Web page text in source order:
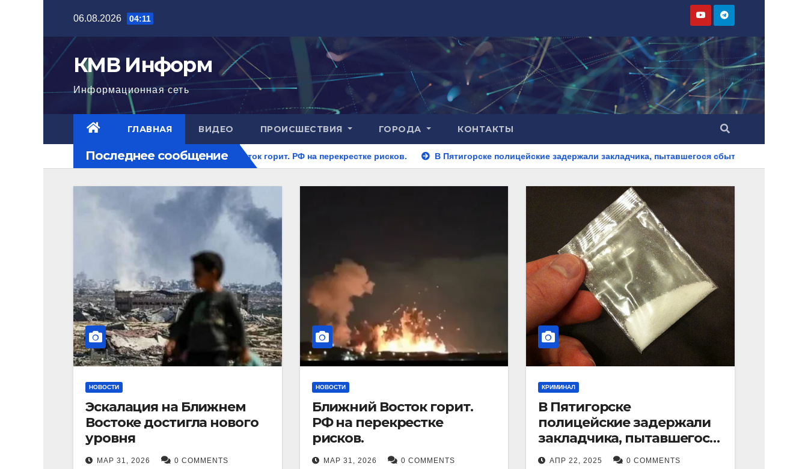
содержимому
06.08.2026 04:11
КМВ Информ
Информационная сеть
ГЛАВНАЯ ВИДЕО ПРОИСШЕСТВИЯ ГОРОДА КОНТАКТЫ
Последнее сообщение
Ближний Восток горит. РФ на перекрестке рисков. В Пятигорске полицейские задержали закладчика, пытавшегося сбыть партию синтетического наркотика
НОВОСТИ
Эскалация на Ближнем
Востоке достигла нового
уровня
МАР 31, 2026 0 COMMENTS
НОВОСТИ
Ближний Восток горит.
РФ на перекрестке
рисков.
МАР 31, 2026 0 COMMENTS
КРИМИНАЛ
В Пятигорске
полицейские задержали
закладчика, пытавшегося
сбыть партию
АПР 22, 2025 0 COMMENTS